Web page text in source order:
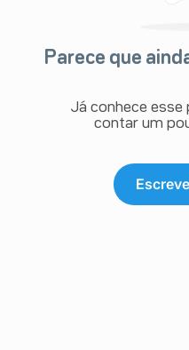
Parece que
Já conhece esse
contar um